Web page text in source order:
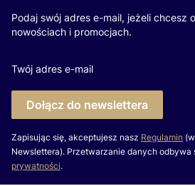
Podaj swój adres e-mail, jeżeli chcesz
nowościach i promocjach.
Twój adres e-mail
Dołącz do newslettera
Zapisując się, akceptujesz nasz Regulamin
Newslettera). Przetwarzanie danych odbywa
prywatności.